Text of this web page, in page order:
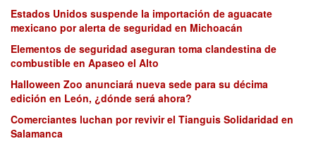
Estados Unidos suspende la importación de aguacate
mexicano por alerta de seguridad en Michoacán
Elementos de seguridad aseguran toma clandestina de
combustible en Apaseo el Alto
Halloween Zoo anunciará nueva sede para su décima
edición en León, ¿dónde será ahora?
Comerciantes luchan por revivir el Tianguis Solidaridad en
Salamanca